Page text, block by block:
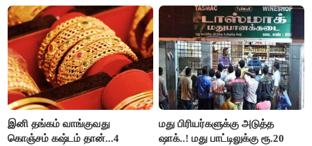
பங்கேற்பார்கள் - மாணிக்கம்
தாகூர்..!!
இனி தங்கம் வாங்குவது
கொஞ்சம் கஷ்டம் தான்...4
மது பிரியர்களுக்கு அடுத்த
ஷாக்..! மது பாட்டிலுக்கு ரூ.20